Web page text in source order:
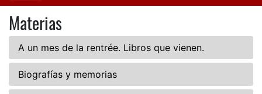
Materias
A un mes de la rentrée. Libros que vienen.
Biografías y memorias